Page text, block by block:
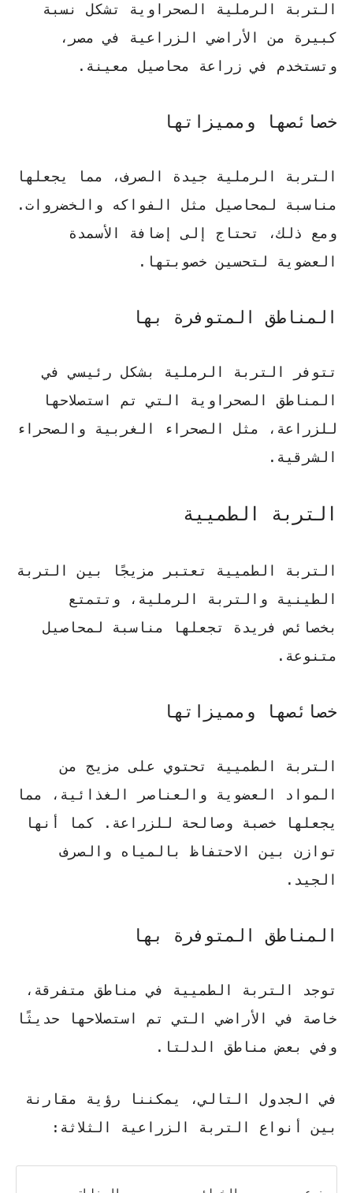
التربة الرملية الصحراوية تشكل نسبة
كبيرة من الأراضي الزراعية في مصر،
وتستخدم في زراعة محاصيل معينة.
خصائصها ومميزاتها
التربة الرملية جيدة الصرف، مما يجعلها
مناسبة لمحاصيل مثل الفواكه والخضروات.
ومع ذلك، تحتاج إلى إضافة الأسمدة
العضوية لتحسين خصوبتها.
المناطق المتوفرة بها
تتوفر التربة الرملية بشكل رئيسي في
المناطق الصحراوية التي تم استصلاحها
للزراعة، مثل الصحراء الغربية والصحراء
الشرقية.
التربة الطميية
التربة الطميية تعتبر مزيجًا بين التربة
الطينية والتربة الرملية، وتتمتع
بخصائص فريدة تجعلها مناسبة لمحاصيل
متنوعة.
خصائصها ومميزاتها
التربة الطميية تحتوي على مزيج من
المواد العضوية والعناصر الغذائية، مما
يجعلها خصبة وصالحة للزراعة. كما أنها
توازن بين الاحتفاظ بالمياه والصرف
الجيد.
المناطق المتوفرة بها
توجد التربة الطميية في مناطق متفرقة،
خاصة في الأراضي التي تم استصلاحها حديثًا
وفي بعض مناطق الدلتا.
في الجدول التالي، يمكننا رؤية مقارنة
بين أنواع التربة الزراعية الثلاثة: